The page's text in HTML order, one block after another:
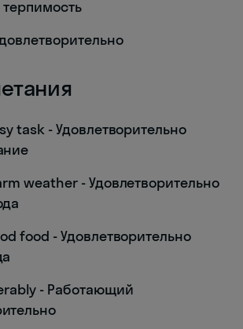
task - Удовлетворительно
weather - Удовлетворительно
food - Удовлетворительно
- Работающий